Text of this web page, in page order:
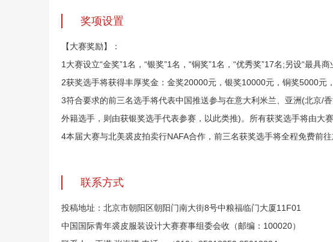
奖项设置
【大赛奖励】：
1大赛设立“金奖”1名，“银奖”1名，“铜奖”1名，“优秀奖”17名;另设“最具商
2获奖选手将获得丰厚奖金：金奖20000元，银奖10000元，铜奖5000元
3符合要求的前三名选手将代表中国推送参与在意大利米兰、亚洲(北京/
外籍选手，则由获银奖选手代表参赛，以此类推)。所有获奖选手将由大
4本届大赛与北美裘皮拍卖行NAFA合作，前三名获奖选手将全程免费前
联系方式
投稿地址：北京市朝阳区朝阳门南大街8号中粮福临门大厦11F01
中国国际青年裘皮服装设计大赛赛事组委会收（邮编：100020）